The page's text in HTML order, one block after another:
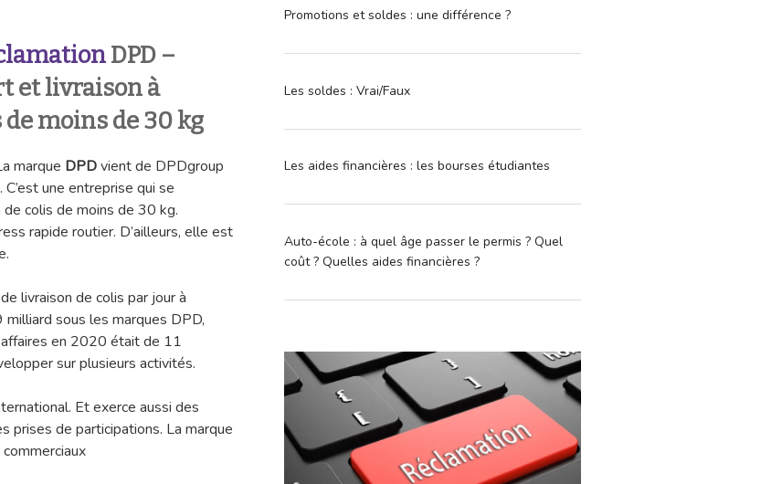
DPD –
et livraison à
moins de 30 kg
marque DPDvient de DPDgroup
une entreprise qui se
colis de moins de 30 kg.
rapide routier. D’ailleurs, elle est
livraison de colis par jour à
sous les marques DPD,
en 2020 était de 11
sur plusieurs activités.
Et exerce aussi des
prises de participations. La marque
Promotions et soldes : une différence ?
Les soldes : Vrai/Faux
Les aides financières : les bourses étudiantes
Auto-école : à quel âge passer le permis ? Quel
coût ? Quelles aides financières ?